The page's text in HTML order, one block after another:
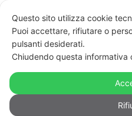
Tagliola sulla
decide di non
Questo sito utilizza cookie
Puoi accettare, rifiutare o
pulsanti desiderati.
Chiudendo questa